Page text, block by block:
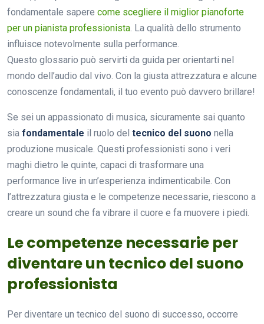
fondamentale sapere come scegliere il miglior pianoforte
per un pianista professionista. La qualità dello strumento
influisce notevolmente sulla performance.
Questo glossario può servirti da guida per orientarti nel
mondo dell’audio dal vivo. Con la giusta attrezzatura e alcune
conoscenze fondamentali, il tuo evento può davvero brillare!
Se sei un appassionato di musica, sicuramente sai quanto
sia fondamentale il ruolo del tecnico del suono nella
produzione musicale. Questi professionisti sono i veri
maghi dietro le quinte, capaci di trasformare una
performance live in un’esperienza indimenticabile. Con
l’attrezzatura giusta e le competenze necessarie, riescono a
creare un sound che fa vibrare il cuore e fa muovere i piedi.
Le competenze necessarie per
diventare un tecnico del suono
professionista
Per diventare un tecnico del suono di successo, occorre